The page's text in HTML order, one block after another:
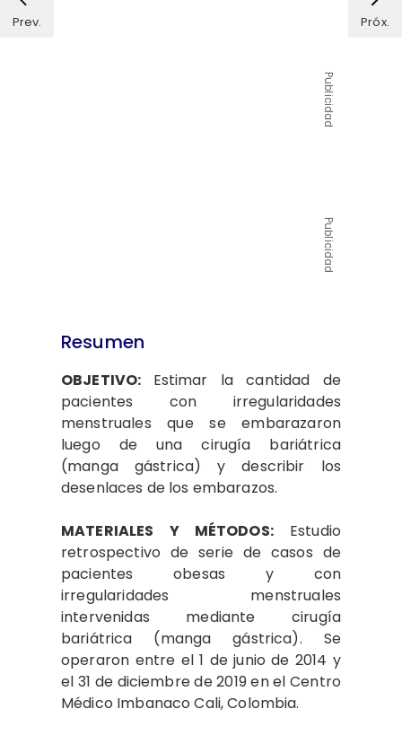
Prev. Próx.
Publicidad
Publicidad
Resumen
OBJETIVO: Estimar la cantidad de
pacientes con irregularidades
menstruales que se embarazaron
luego de una cirugía bariátrica
(manga gástrica) y describir los
desenlaces de los embarazos.
MATERIALES Y MÉTODOS:Estudio
retrospectivo de serie de casos de
pacientes obesas y con
irregularidades menstruales
intervenidas mediante cirugía
bariátrica (manga gástrica). Se
operaron entre el 1 de junio de 2014 y
el 31 de diciembre de 2019 en el Centro
Médico Imbanaco Cali, Colombia.